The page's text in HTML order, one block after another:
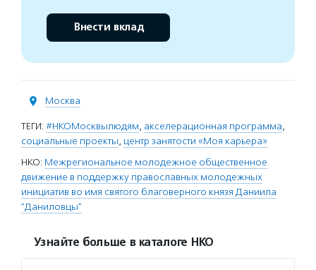
Внести вклад
Москва
ТЕГИ: #НКОМосквылюдям, акселерационная программа,
социальные проекты, центр занятости «Моя карьера»
НКО: Межрегиональное молодежное общественное
движение в поддержку православных молодежных
инициатив во имя святого благоверного князя Даниила
"Даниловцы"
Узнайте больше в каталоге НКО